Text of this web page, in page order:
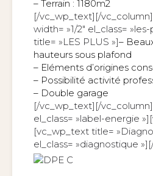
– Terrain : 1180m2
[/vc_wp_text][/
width= »1/2″ el_class=
title= »LES PLUS »]–
hauteurs sous plafond
– Eléments d’origines
– Possibilité activité
– Double garage
[/vc_wp_text][/
el_class= »label-energie
[vc_wp_text title=
el_class= »diagnostique »]